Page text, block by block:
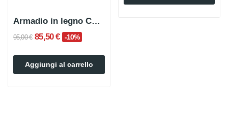
Armadio in legno COLMI
95,00 € 85,50 € -10%
Aggiungi al carrello